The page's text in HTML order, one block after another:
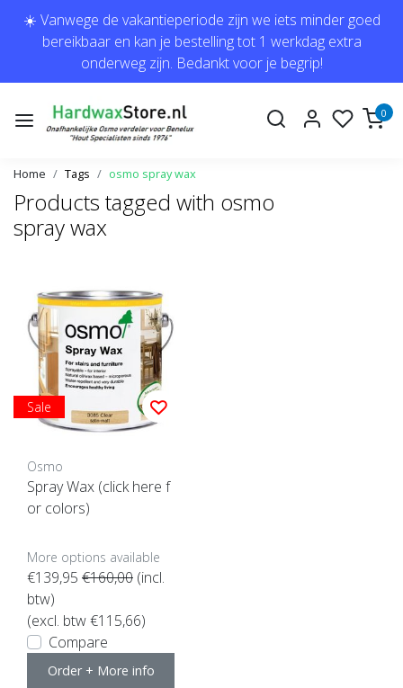
☀️ Vanwege de vakantieperiode zijn we iets minder goed
bereikbaar en kan je bestelling tot 1 werkdag extra
onderweg zijn. Bedankt voor je begrip!
0
Home Tags osmo spray wax
Products tagged with osmo
spray wax
Sale
Osmo
Spray Wax (click here f
or colors)
More options available
€139,95 €160,00 (incl.
btw)
(excl. btw €115,66)
Compare
Order + More info